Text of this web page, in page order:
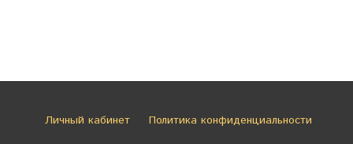
Личный кабинет Политика конфиденциальности